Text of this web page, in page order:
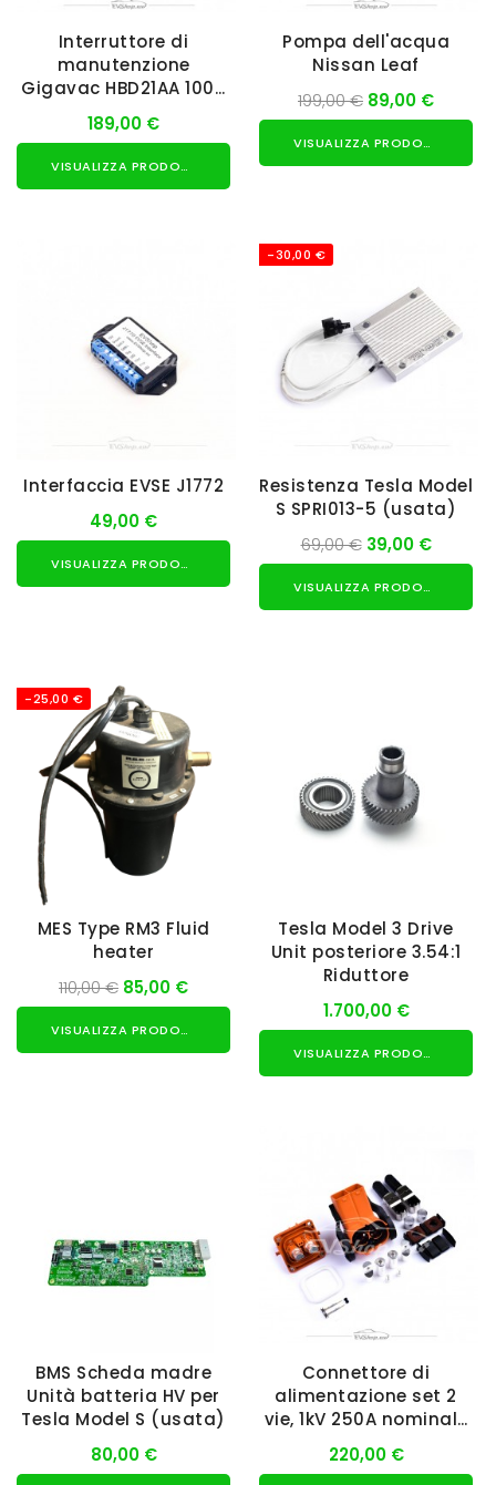
Interruttore di
manutenzione
Gigavac HBD21AA 1000
V 200 A
189,00 €
VISUALIZZA PRODOTTO
Pompa dell'acqua
Nissan Leaf
199,00 € 89,00 €
VISUALIZZA PRODOTTO
Interfaccia EVSE J1772
49,00 €
VISUALIZZA PRODOTTO
-30,00 €
Resistenza Tesla Model
S SPRI013-5 (usata)
69,00 € 39,00 €
VISUALIZZA PRODOTTO
-25,00 €
MES Type RM3 Fluid
heater
110,00 € 85,00 €
VISUALIZZA PRODOTTO
Tesla Model 3 Drive
Unit posteriore 3.54:1
Riduttore
1.700,00 €
VISUALIZZA PRODOTTO
BMS Scheda madre
Unità batteria HV per
Tesla Model S (usata)
80,00 €
Connettore di
alimentazione set 2
vie, 1kV 250A nominale
50mm²
220,00 €